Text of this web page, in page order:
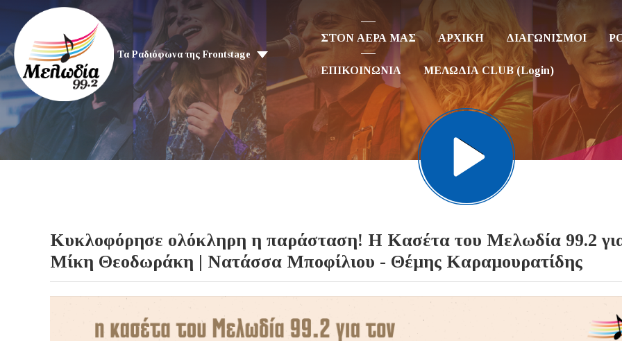
Τα Ραδιόφωνα της Frontstage
ΣΤΟΝ ΑΕΡΑ ΜΑΣ ΑΡΧΙΚΗ ΔΙΑΓΩΝΙΣΜΟΙ
ΕΠΙΚΟΙΝΩΝΙΑ ΜΕΛΩΔΙΑ CLUB (Login)
Κυκλοφόρησε ολόκληρη η παράσταση!​​​​​​​ Η Κασέτα του Μελωδία 99.2
Μίκη Θεοδωράκη | Νατάσσα Μποφίλιου - Θέμης Καραμουρατίδης